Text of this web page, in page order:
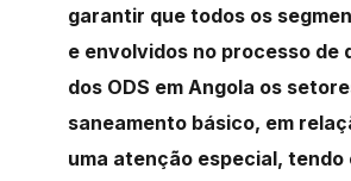
garantir que todos os
e envolvidos no processo de
dos ODS em Angola os
saneamento básico, em
uma atenção especial, tendo